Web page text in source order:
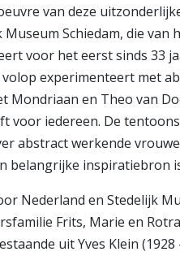
van deze
Schiedam, die van
voor het eerst sinds 33
experimenteert met
Mondriaan en Theo van
voor iedereen. De
abstract werkende
belangrijke inspiratiebron
Nederland en Stedelijk
Frits, Marie en
uit Yves Klein